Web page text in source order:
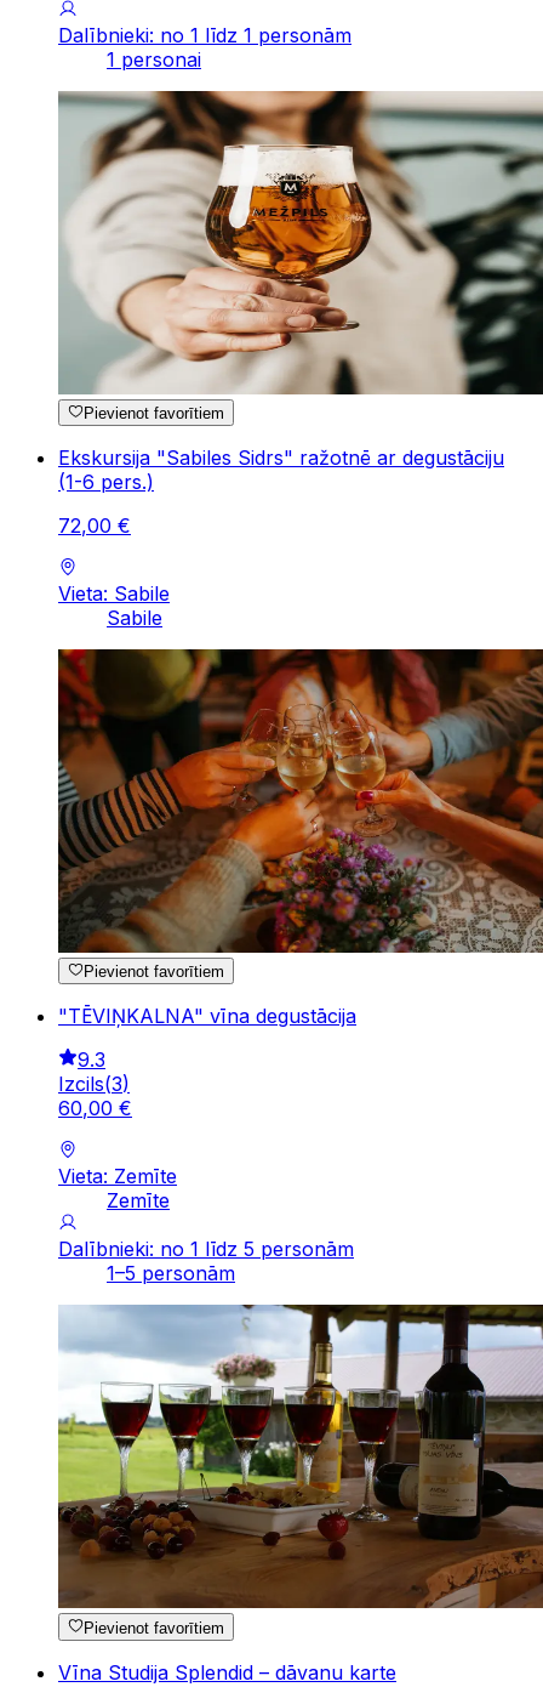
Dalībnieki: no 1 līdz 1 personām
1 personai
Pievienot favorītiem
Ekskursija "Sabiles Sidrs" ražotnē ar degustāciju
(1-6 pers.)
72,00 €
Vieta: Sabile
Sabile
Pievienot favorītiem
"TĒVIŅKALNA" vīna degustācija
9.3
Izcils(3)
60,00 €
Vieta: Zemīte
Zemīte
Dalībnieki: no 1 līdz 5 personām
1–5 personām
Pievienot favorītiem
Vīna Studija Splendid – dāvanu karte